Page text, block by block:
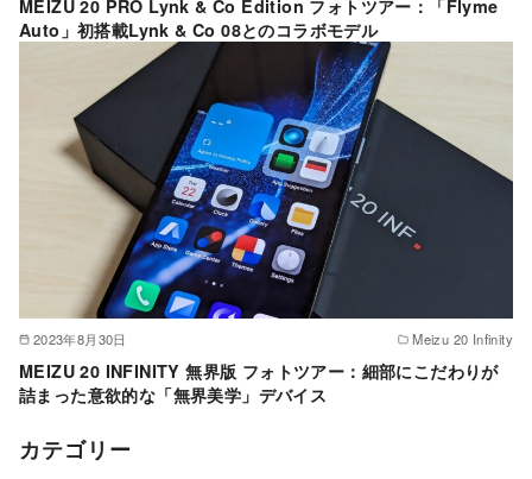
MEIZU 20 PRO Lynk & Co Edition フォトツアー：「Flyme
Auto」初搭載Lynk & Co 08とのコラボモデル
2023年8月30日 Meizu 20 Infinity
MEIZU 20 INFINITY 無界版 フォトツアー：細部にこだわりが
詰まった意欲的な「無界美学」デバイス
カテゴリー